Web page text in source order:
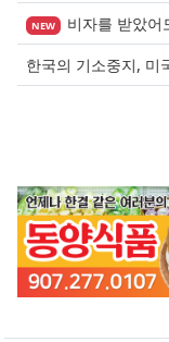
NEW 비자를 받았어도